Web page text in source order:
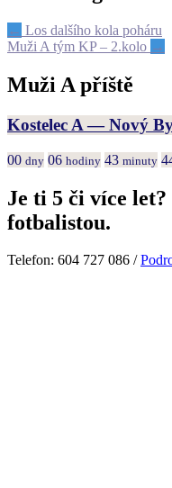
← Los dalšího kola poháru
Muži A tým KP – 2.kolo →
Muži A příště
Kostelec A — Nový
00 dny 06 hodiny 43 minuty
Je ti 5 či více
fotbalistou.
Telefon: 604 727 086 /